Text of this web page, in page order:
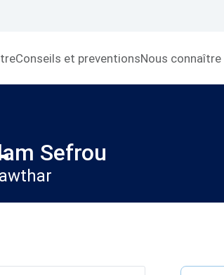
Conseils et preventionsNous connaître
Sefrou